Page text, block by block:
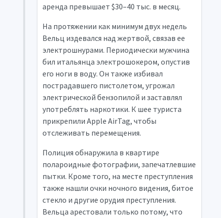
аренда превышает $30–40 тыс. в месяц.
На протяжении как минимум двух недель
Вельц издевался над жертвой, связав ее
электрошнурами. Периодически мужчина
бил итальянца электрошокером, опустив
его ноги в воду. Он также избивал
пострадавшего пистолетом, угрожал
электрической бензопилой и заставлял
употреблять наркотики. К шее туриста
прикрепили Apple AirTag, чтобы
отслеживать перемещения.
Полиция обнаружила в квартире
полароидные фотографии, запечатлевшие
пытки. Кроме того, на месте преступления
также нашли очки ночного видения, битое
стекло и другие орудия преступления.
Вельца арестовали только потому, что